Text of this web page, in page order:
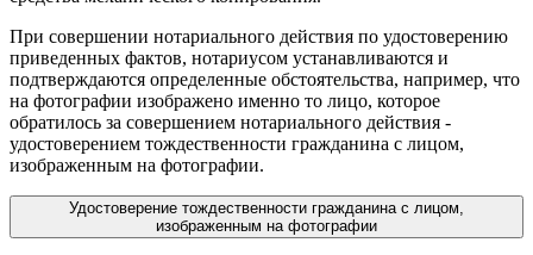
При совершении нотариального действия по удостоверению
приведенных фактов, нотариусом устанавливаются и
подтверждаются определенные обстоятельства, например, что
на фотографии изображено именно то лицо, которое
обратилось за совершением нотариального действия -
удостоверением тождественности гражданина с лицом,
изображенным на фотографии.
Удостоверение тождественности гражданина с лицом,
изображенным на фотографии